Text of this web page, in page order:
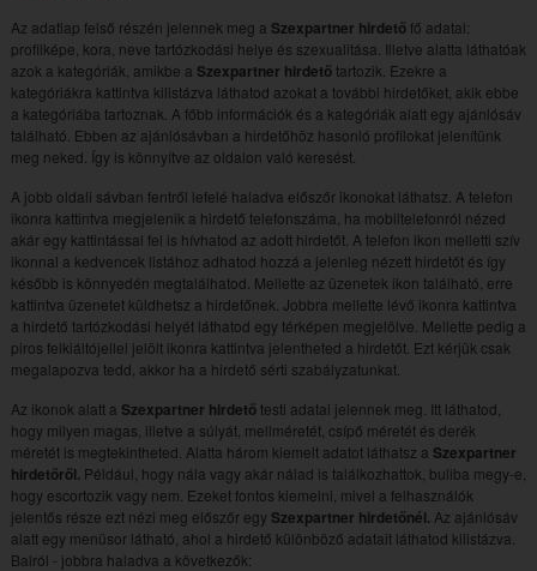
Az adatlap felső részén jelennek meg a Szexpartner hirdetőfő adatai:
profilképe, kora, neve tartózkodási helye és szexualitása. Illetve alatta láthatóak
azok a kategóriák, amikbe a Szexpartner hirdetőtartozik. Ezekre a
kategóriákra kattintva kilistázva láthatod azokat a további hirdetőket, akik ebbe
a kategóriába tartoznak. A főbb információk és a kategóriák alatt egy ajánlósáv
található. Ebben az ajánlósávban a hirdetőhöz hasonló profilokat jelenítünk
meg neked. Így is könnyítve az oldalon való keresést.
A jobb oldali sávban fentről lefelé haladva előszőr ikonokat láthatsz. A telefon
ikonra kattintva megjelenik a hirdető telefonszáma, ha mobiltelefonról nézed
akár egy kattintással fel is hívhatod az adott hirdetőt. A telefon ikon melletti szív
ikonnal a kedvencek listához adhatod hozzá a jelenleg nézett hirdetőt és így
később is könnyedén megtalálhatod. Mellette az üzenetek ikon található, erre
kattintva üzenetet küldhetsz a hirdetőnek. Jobbra mellette lévő ikonra kattintva
a hirdető tartózkodási helyét láthatod egy térképen megjelölve. Mellette pedig a
piros felkiáltójellel jelölt ikonra kattintva jelentheted a hirdetőt. Ezt kérjük csak
megalapozva tedd, akkor ha a hirdető sérti szabályzatunkat.
Az ikonok alatt a Szexpartner hirdetőtesti adatai jelennek meg. Itt láthatod,
hogy milyen magas, illetve a súlyát, mellméretét, csípő méretét és derék
méretét is megtekintheted. Alatta három kiemelt adatot láthatsz a Szexpartner
hirdetőről. Például, hogy nála vagy akár nálad is találkozhattok, buliba megy-e,
hogy escortozik vagy nem. Ezeket fontos kiemelni, mivel a felhasználók
jelentős része ezt nézi meg előszőr egy Szexpartner hirdetőnél. Az ajánlósáv
alatt egy menüsor látható, ahol a hirdető különböző adatait láthatod kilistázva.
Balról - jobbra haladva a következők: